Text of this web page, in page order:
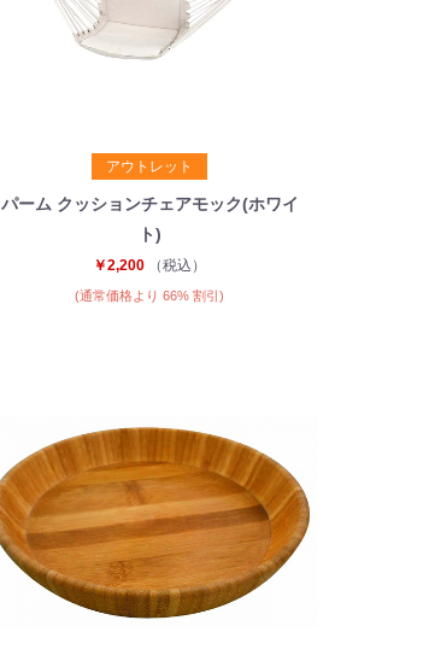
アウトレット
パーム クッションチェアモック(ホワイ
ト)
￥2,200 （税込）
(通常価格より 66% 割引)